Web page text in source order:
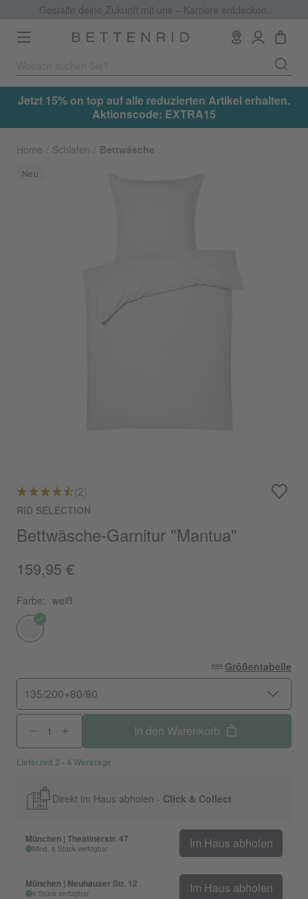
Gestalte deine Zukunft mit uns – Karriere entdecken.
Toggle
navigation
alle reduzierten Artikel erhalten.
EXTRA15
Jetzt 15% on top auf
Home Schlafen Bettwäsche
(2)
RID SELECTION
Bettwäsche-Garnitur "Mantua"
159,95 €
Farbe: weiß
Größentabelle
135/200+80/80
In den Warenkorb
Lieferzeit 2 - 4 Werktage
Direkt im Haus abholen - Click & Collect
München | Theatinerstr. 47
Mind. 8 Stück verfügbar Im Haus abholen
München | Neuhauser Str. 12
6 Stück verfügbar Im Haus abholen